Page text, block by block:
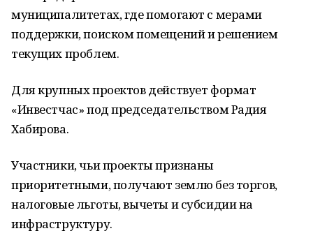
муниципалитетах, где помогают с мерами
поддержки, поиском помещений и решением
текущих проблем.
Для крупных проектов действует формат
«Инвестчас» под председательством Радия
Хабирова.
Участники, чьи проекты признаны
приоритетными, получают землю без торгов,
налоговые льготы, вычеты и субсидии на
инфраструктуру.